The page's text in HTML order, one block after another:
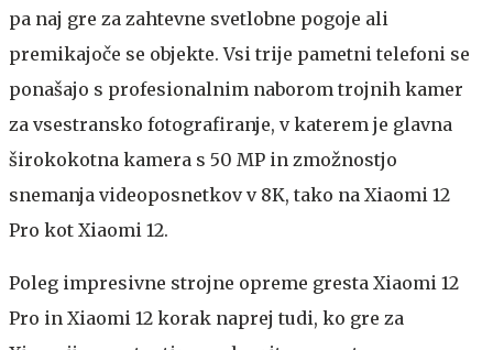
pa naj gre za zahtevne svetlobne pogoje ali
premikajoče se objekte. Vsi trije pametni telefoni se
ponašajo s profesionalnim naborom trojnih kamer
za vsestransko fotografiranje, v katerem je glavna
širokokotna kamera s 50 MP in zmožnostjo
snemanja videoposnetkov v 8K, tako na Xiaomi 12
Pro kot Xiaomi 12.
Poleg impresivne strojne opreme gresta Xiaomi 12
Pro in Xiaomi 12 korak naprej tudi, ko gre za